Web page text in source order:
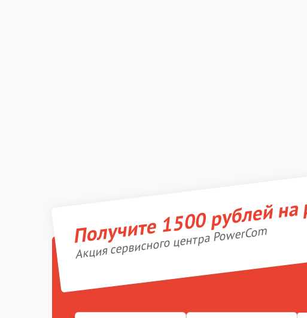
Получите 1500 рублей
Акция сервисного центра PowerCom